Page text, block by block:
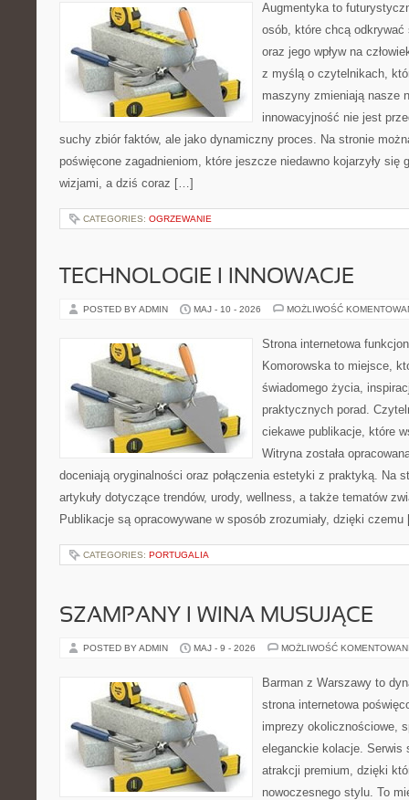
Augmentyka to
osób, które chcą odkrywać
oraz jego wpływ na
z myślą o czytelnikach,
maszyny zmieniają nasze
innowacyjność nie jest
suchy zbiór faktów, ale jako dynamiczny proces. Na stronie
poświęcone zagadnieniom, które jeszcze niedawno kojarzyły się
wizjami, a dziś coraz […]
CATEGORIES: OGRZEWANIE
TECHNOLOGIE I INNOWACJE
POSTED BY ADMIN MAJ - 10 - 2026 MOŻLIWOŚĆ
Strona internetowa
Komorowska to miejsce,
świadomego życia,
praktycznych porad.
ciekawe publikacje, które
Witryna została
doceniają oryginalności oraz połączenia estetyki z praktyką. Na
artykuły dotyczące trendów, urody, wellness, a także tematów
Publikacje są opracowywane w sposób zrozumiały, dzięki
CATEGORIES: PORTUGALIA
SZAMPANY I WINA MUSUJĄCE
POSTED BY ADMIN MAJ - 9 - 2026 MOŻLIWOŚĆ
Barman z Warszawy to
strona internetowa
imprezy okolicznościowe,
eleganckie kolacje. Serwis
atrakcji premium, dzięki
nowoczesnego stylu. To